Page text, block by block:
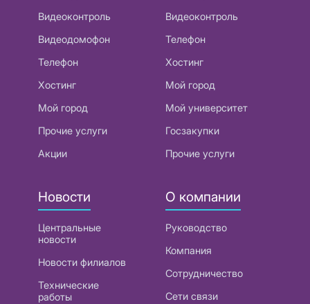
Видеоконтроль
Видеодомофон
Телефон
Хостинг
Мой город
Прочие услуги
Акции
Видеоконтроль
Телефон
Хостинг
Мой город
Мой университет
Госзакупки
Прочие услуги
Новости
Центральные
новости
Новости филиалов
Технические
работы
О компании
Руководство
Компания
Сотрудничество
Сети связи